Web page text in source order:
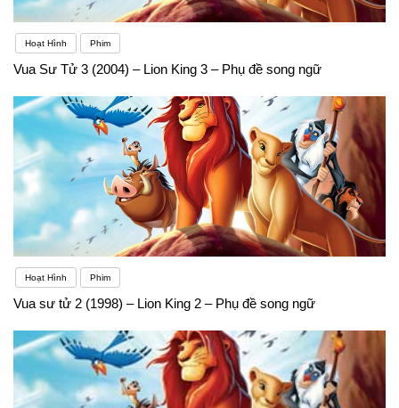
Hoạt Hình Phim
Vua Sư Tử 3 (2004) – Lion King 3 – Phụ đề song ngữ
Hoạt Hình Phim
Vua sư tử 2 (1998) – Lion King 2 – Phụ đề song ngữ